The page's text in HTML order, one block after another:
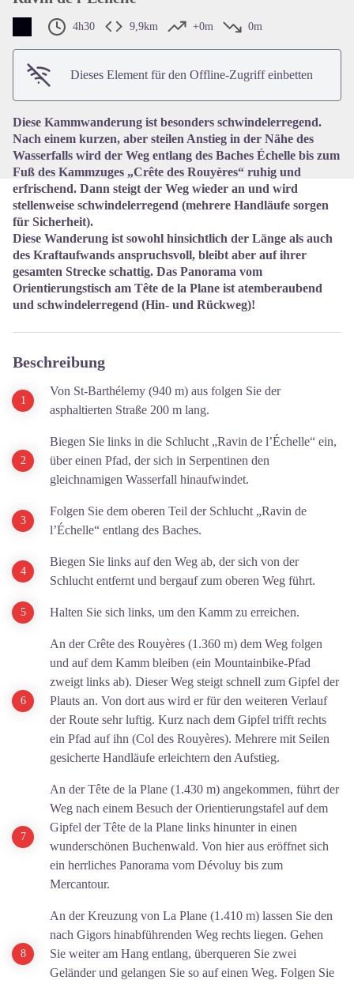
View picture in full screen
4h30 9,9km +0m 0m
Dieses Element für den Offline-Zugriff einbetten
Diese Kammwanderung ist besonders schwindelerregend.
Nach einem kurzen, aber steilen Anstieg in der Nähe des
Wasserfalls wird der Weg entlang des Baches Échelle bis zum
Fuß des Kammzuges „Crête des Rouyères“ ruhig und
erfrischend. Dann steigt der Weg wieder an und wird
stellenweise schwindelerregend (mehrere Handläufe sorgen
für Sicherheit).
Diese Wanderung ist sowohl hinsichtlich der Länge als auch
des Kraftaufwands anspruchsvoll, bleibt aber auf ihrer
gesamten Strecke schattig. Das Panorama vom
Orientierungstisch am Tête de la Plane ist atemberaubend
und schwindelerregend (Hin- und Rückweg)!
Beschreibung
Von St-Barthélemy (940 m) aus folgen Sie der
asphaltierten Straße 200 m lang.
Biegen Sie links in die Schlucht „Ravin de l’Échelle“ ein,
über einen Pfad, der sich in Serpentinen den
gleichnamigen Wasserfall hinaufwindet.
Folgen Sie dem oberen Teil der Schlucht „Ravin de
l’Échelle“ entlang des Baches.
Biegen Sie links auf den Weg ab, der sich von der
Schlucht entfernt und bergauf zum oberen Weg führt.
Halten Sie sich links, um den Kamm zu erreichen.
An der Crête des Rouyères (1.360 m) dem Weg folgen
und auf dem Kamm bleiben (ein Mountainbike-Pfad
zweigt links ab). Dieser Weg steigt schnell zum Gipfel der
Plauts an. Von dort aus wird er für den weiteren Verlauf
der Route sehr luftig. Kurz nach dem Gipfel trifft rechts
ein Pfad auf ihn (Col des Rouyères). Mehrere mit Seilen
gesicherte Handläufe erleichtern den Aufstieg.
An der Tête de la Plane (1.430 m) angekommen, führt der
Weg nach einem Besuch der Orientierungstafel auf dem
Gipfel der Tête de la Plane links hinunter in einen
wunderschönen Buchenwald. Von hier aus eröffnet sich
ein herrliches Panorama vom Dévoluy bis zum
Mercantour.
An der Kreuzung von La Plane (1.410 m) lassen Sie den
nach Gigors hinabführenden Weg rechts liegen. Gehen
Sie weiter am Hang entlang, überqueren Sie zwei
Geländer und gelangen Sie so auf einen Weg. Folgen Sie